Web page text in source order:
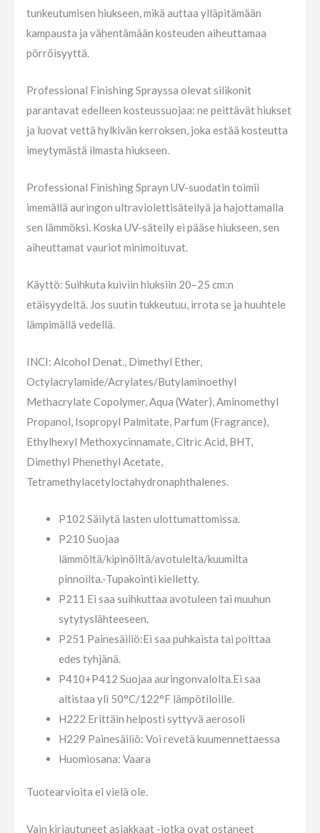
tunkeutumisen hiukseen, mikä auttaa ylläpitämään
kampausta ja vähentämään kosteuden aiheuttamaa
pörröisyyttä.
Professional Finishing Sprayssa olevat silikonit
parantavat edelleen kosteussuojaa: ne peittävät hiukset
ja luovat vettä hylkivän kerroksen, joka estää kosteutta
imeytymästä ilmasta hiukseen.
Professional Finishing Sprayn UV-suodatin toimii
imemällä auringon ultraviolettisäteilyä ja hajottamalla
sen lämmöksi. Koska UV-säteily ei pääse hiukseen, sen
aiheuttamat vauriot minimoituvat.
Käyttö: Suihkuta kuiviin hiuksiin 20–25 cm:n
etäisyydeltä. Jos suutin tukkeutuu, irrota se ja huuhtele
lämpimällä vedellä.
INCI: Alcohol Denat., Dimethyl Ether,
Octylacrylamide/Acrylates/Butylaminoethyl
Methacrylate Copolymer, Aqua (Water), Aminomethyl
Propanol, Isopropyl Palmitate, Parfum (Fragrance),
Ethylhexyl Methoxycinnamate, Citric Acid, BHT,
Dimethyl Phenethyl Acetate,
Tetramethylacetyloctahydronaphthalenes.
P102 Säilytä lasten ulottumattomissa.
P210 Suojaa
lämmöltä/kipinöiltä/avotulelta/kuumilta
pinnoilta.-Tupakointi kielletty.
P211 Ei saa suihkuttaa avotuleen tai muuhun
sytytyslähteeseen.
P251 Painesäiliö:Ei saa puhkaista tai polttaa
edes tyhjänä.
P410+P412 Suojaa auringonvalolta.Ei saa
altistaa yli 50°C/122°F lämpötiloille.
H222 Erittäin helposti syttyvä aerosoli
H229 Painesäiliö: Voi revetä kuumennettaessa
Huomiosana: Vaara
Tuotearvioita ei vielä ole.
Vain kirjautuneet asiakkaat -jotka ovat ostaneet